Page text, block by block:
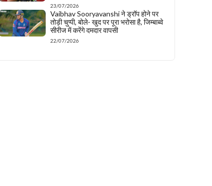
23/07/2026
Vaibhav Sooryavanshi ने ड्रॉप होने पर
तोड़ी चुप्पी, बोले- खुद पर पूरा भरोसा है, जिम्बाब्वे
सीरीज में करेंगे दमदार वापसी
22/07/2026